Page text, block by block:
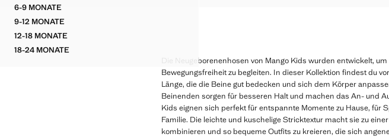
6-9 MONATEFLORALE BAUMWOLLHOSE
9-12 MONATEFLORALE BAUMWOLLHOSE
12-18 MONATEFLORALE BAUMWOLLHOSE
18-24 MONATEFLORALE BAUMWOLLHOSE
Die Neugeborenenhosen von Mango Kids wurden entwickelt,
Bewegungsfreiheit zu begleiten. In dieser Kollektion findest du
Länge, die die Beine gut bedecken und sich dem Körper
Beinenden sorgen für besseren Halt und machen das An- und
Kids eignen sich perfekt für entspannte Momente zu Hause, für
Familie. Die leichte und kuschelige Stricktextur macht sie zu
kombinieren und so bequeme Outfits zu kreieren, die sich